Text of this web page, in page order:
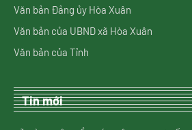
Văn bản Đảng ủy Hòa Xuân
Văn bản của UBND xã Hòa Xuân
Văn bản của Tỉnh
Tin mới